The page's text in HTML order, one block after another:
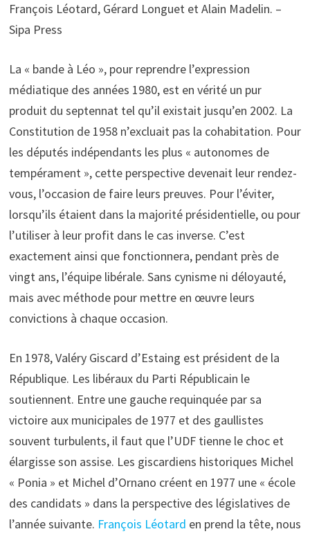
François Léotard, Gérard Longuet et Alain Madelin. –
Sipa Press
La « bande à Léo », pour reprendre l’expression
médiatique des années 1980, est en vérité un pur
produit du septennat tel qu’il existait jusqu’en 2002. La
Constitution de 1958 n’excluait pas la cohabitation. Pour
les députés indépendants les plus « autonomes de
tempérament », cette perspective devenait leur rendez-
vous, l’occasion de faire leurs preuves. Pour l’éviter,
lorsqu’ils étaient dans la majorité présidentielle, ou pour
l’utiliser à leur profit dans le cas inverse. C’est
exactement ainsi que fonctionnera, pendant près de
vingt ans, l’équipe libérale. Sans cynisme ni déloyauté,
mais avec méthode pour mettre en œuvre leurs
convictions à chaque occasion.
En 1978, Valéry Giscard d’Estaing est président de la
République. Les libéraux du Parti Républicain le
soutiennent. Entre une gauche requinquée par sa
victoire aux municipales de 1977 et des gaullistes
souvent turbulents, il faut que l’UDF tienne le choc et
élargisse son assise. Les giscardiens historiques Michel
« Ponia » et Michel d’Ornano créent en 1977 une « école
des candidats » dans la perspective des législatives de
l’année suivante. François Léotard en prend la tête, nous